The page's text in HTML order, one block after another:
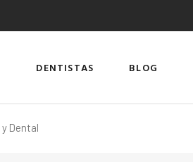
DENTISTAS BLOG
Dental